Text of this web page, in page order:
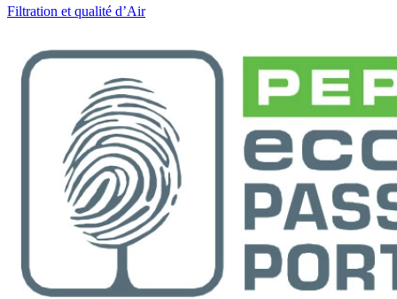
Filtration et qualité d’Air